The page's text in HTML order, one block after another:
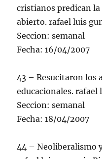
cristianos predican
abierto. rafael luis
Seccion: semanal
Fecha: 16/04/2007
43 – Resucitaron los
educacionales. rafael
Seccion: semanal
Fecha: 18/04/2007
44 – Neoliberalismo